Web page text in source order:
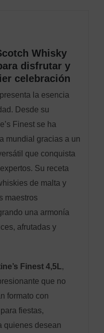
Whisky
disfrutar y
celebración
la esencia
Desde su
Finest se ha
mundial gracias a un
que conquista
Su receta
de malta y
maestros
una armonía
afrutadas y
Finest 4,5L,
que no
formato con
fiestas,
quienes desean